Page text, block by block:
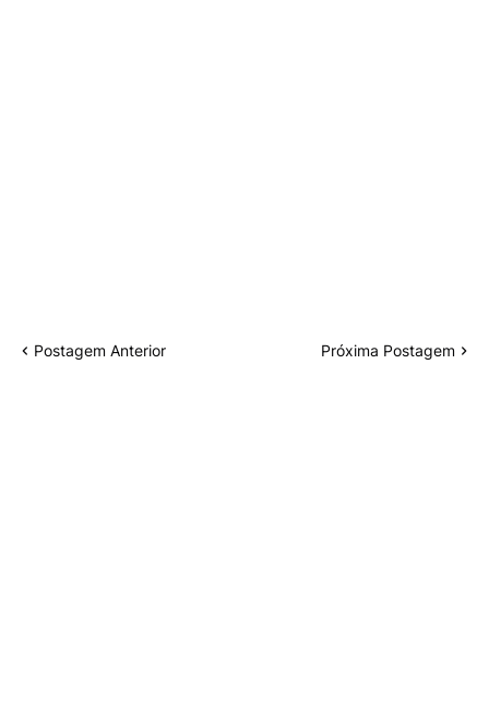
Postagem Anterior Próxima Postagem